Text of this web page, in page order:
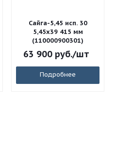
Сайга-5,45 исп. 30
5,45x39 415 мм
(110000900301)
63 900руб./шт
Подробнее